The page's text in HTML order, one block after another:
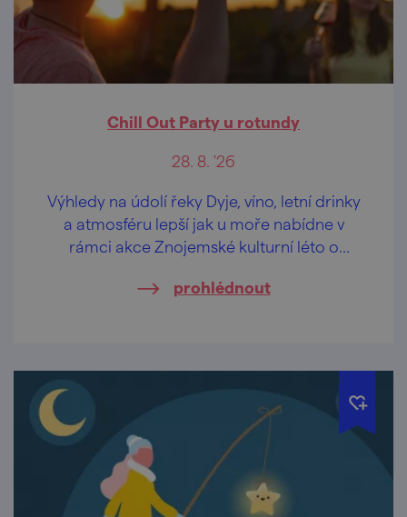
Chill Out Party u rotundy
28. 8. '26
Výhledy na údolí řeky Dyje, víno, letní drinky
a atmosféru lepší jak u moře nabídne v
rámci akce Znojemské kulturní léto o
u rotundy sv. Kateřiny v historickém centru
prohlédnout